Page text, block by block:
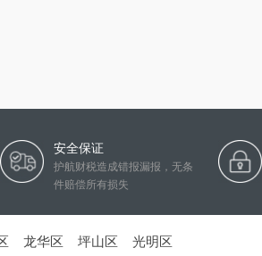
安全保证
护航财税造成错报漏报，无条
件赔偿所有损失
龙华区 坪山区 光明区